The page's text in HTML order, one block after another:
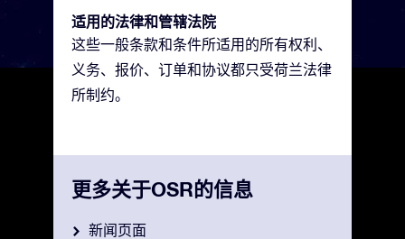
适用的法律和管辖法院
这些一般条款和条件所适用的所有权利、
义务、报价、订单和协议都只受荷兰法律
所制约。
更多关于OSR的信息
新闻页面